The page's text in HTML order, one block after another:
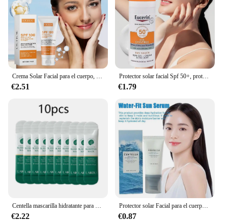
€2.51
Protector solar facial Spf 50+, protector solar refrescante con control de aceite, isola eficazmente los rayos ultravioleta, protege el bloqueador solar, cara y cuerpo
€1.79
€2.22
Protector solar Facial para el cuerpo, crema solar blanqueadora, bloqueador solar, crema protectora para la piel, Centella calmante, hidratante, brillo, esencia Facial
€0.87